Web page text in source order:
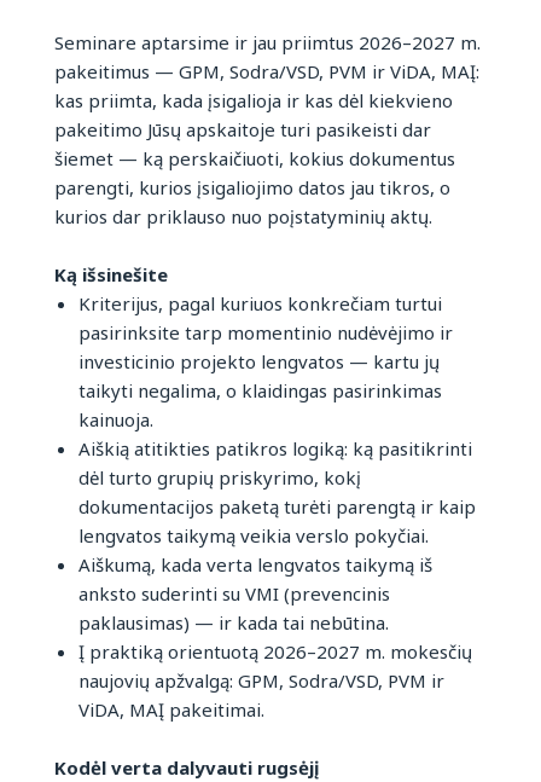
Seminare aptarsime ir jau priimtus 2026–2027 m.
pakeitimus — GPM, Sodra/VSD, PVM ir ViDA, MAĮ:
kas priimta, kada įsigalioja ir kas dėl kiekvieno
pakeitimo Jūsų apskaitoje turi pasikeisti dar
šiemet — ką perskaičiuoti, kokius dokumentus
parengti, kurios įsigaliojimo datos jau tikros, o
kurios dar priklauso nuo poįstatyminių aktų.
Ką išsinešite
Kriterijus, pagal kuriuos konkrečiam turtui
pasirinksite tarp momentinio nudėvėjimo ir
investicinio projekto lengvatos — kartu jų
taikyti negalima, o klaidingas pasirinkimas
kainuoja.
Aiškią atitikties patikros logiką: ką pasitikrinti
dėl turto grupių priskyrimo, kokį
dokumentacijos paketą turėti parengtą ir kaip
lengvatos taikymą veikia verslo pokyčiai.
Aiškumą, kada verta lengvatos taikymą iš
anksto suderinti su VMI (prevencinis
paklausimas) — ir kada tai nebūtina.
Į praktiką orientuotą 2026–2027 m. mokesčių
naujovių apžvalgą: GPM, Sodra/VSD, PVM ir
ViDA, MAĮ pakeitimai.
Kodėl verta dalyvauti rugsėjį